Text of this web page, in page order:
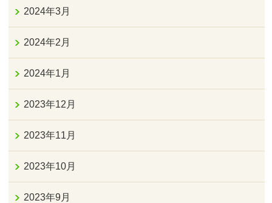
2024年3月
2024年2月
2024年1月
2023年12月
2023年11月
2023年10月
2023年9月